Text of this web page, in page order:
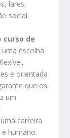
lares,
social.
curso de
uma escolha
e orientada
que os
um
carreira
humano.